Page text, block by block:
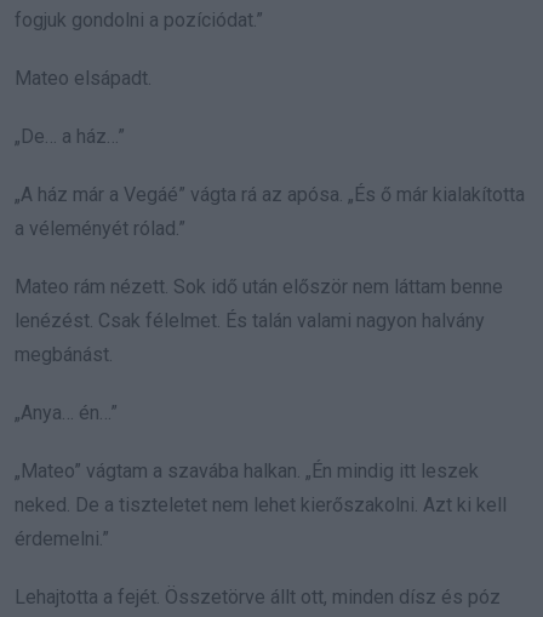
fogjuk gondolni a pozíciódat.”
Mateo elsápadt.
„De… a ház…”
„A ház már a Vegáé” vágta rá az apósa. „És ő már kialakította
a véleményét rólad.”
Mateo rám nézett. Sok idő után először nem láttam benne
lenézést. Csak félelmet. És talán valami nagyon halvány
megbánást.
„Anya… én…”
„Mateo” vágtam a szavába halkan. „Én mindig itt leszek
neked. De a tiszteletet nem lehet kierőszakolni. Azt ki kell
érdemelni.”
Lehajtotta a fejét. Összetörve állt ott, minden dísz és póz